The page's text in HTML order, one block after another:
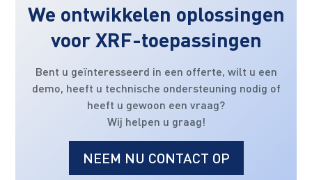
We ontwikkelen oplossingen
voor XRF-toepassingen
Bent u geïnteresseerd in een offerte, wilt u een
demo, heeft u technische ondersteuning nodig of
heeft u gewoon een vraag?
Wij helpen u graag!
NEEM NU CONTACT OP